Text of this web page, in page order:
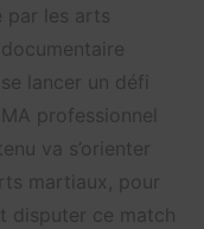
par les arts
lancer un défi
professionnel
va s’orienter
martiaux, pour
disputer ce match